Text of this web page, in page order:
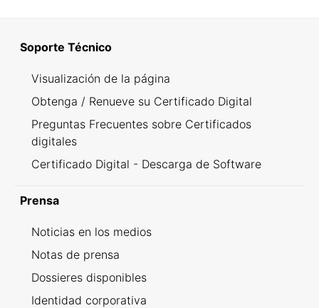
Soporte Técnico
Visualización de la página
Obtenga / Renueve su Certificado Digital
Preguntas Frecuentes sobre Certificados
digitales
Certificado Digital - Descarga de Software
Prensa
Noticias en los medios
Notas de prensa
Dossieres disponibles
Identidad corporativa